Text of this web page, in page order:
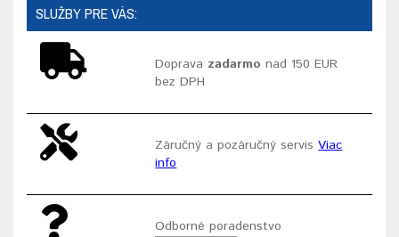
SLUŽBY PRE VÁS:
Doprava zadarmo nad 150 EUR
bez DPH
Záručný a pozáručný servisViac
info
Odborné poradenstvo